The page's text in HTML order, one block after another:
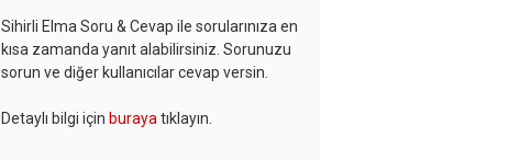
Sihirli Elma Soru & Cevap ile sorularınıza en
kısa zamanda yanıt alabilirsiniz. Sorunuzu
sorun ve diğer kullanıcılar cevap versin.
Detaylı bilgi için buraya tıklayın.